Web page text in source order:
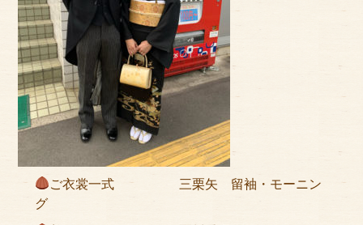
ブログ
ご利用の流れ
今月のオススメ衣装
成人式特設ページ
お客様の声
ご衣裳一式 三栗矢 留袖・モーニン
グ